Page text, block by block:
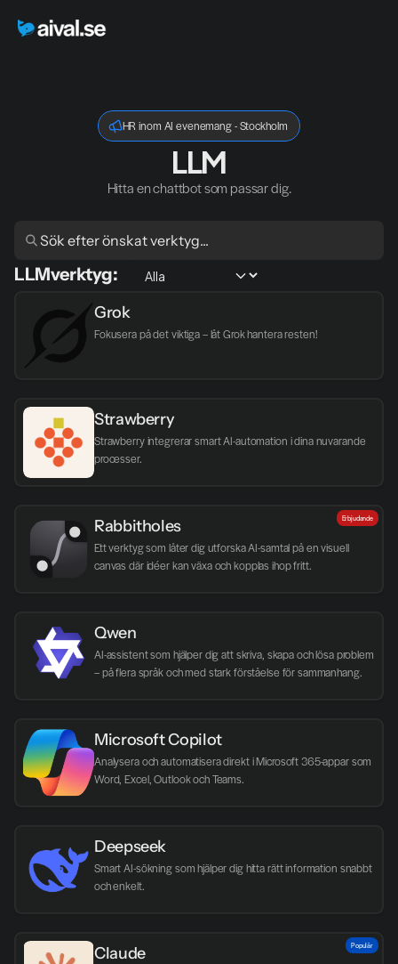
LLMverktyg:
Grok
Fokusera på det viktiga – låt Grok hantera resten!
Strawberry
Strawberry integrerar smart AI-automation i dina nuvarande
processer.
Rabbitholes
Ett verktyg som låter dig utforska AI-samtal på en visuell
canvas där idéer kan växa och kopplas ihop fritt.
Erbjudande
Qwen
AI-assistent som hjälper dig att skriva, skapa och lösa problem
– på flera språk och med stark förståelse för sammanhang.
Microsoft Copilot
Analysera och automatisera direkt i Microsoft 365-appar som
Word, Excel, Outlook och Teams.
Deepseek
Smart AI-sökning som hjälper dig hitta rätt information snabbt
och enkelt.
Claude Populär
LLM
Hitta en chattbot som passar dig.
HR inom AI evenemang - Stockholm